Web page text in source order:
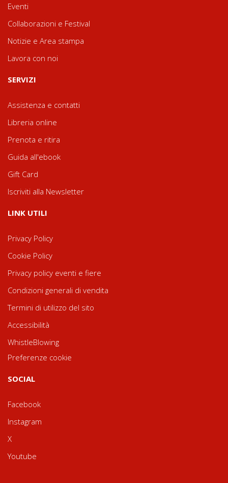
Eventi
Collaborazioni e Festival
Notizie e Area stampa
Lavora con noi
SERVIZI
Assistenza e contatti
Libreria online
Prenota e ritira
Guida all'ebook
Gift Card
Iscriviti alla Newsletter
LINK UTILI
Privacy Policy
Cookie Policy
Privacy policy eventi e fiere
Condizioni generali di vendita
Termini di utilizzo del sito
Accessibilità
WhistleBlowing
Preferenze cookie
SOCIAL
Facebook
Instagram
X
Youtube